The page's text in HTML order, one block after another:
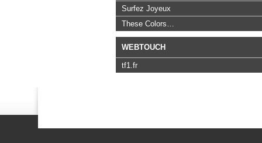
Surfez Joyeux
These Colors…
WEBTOUCH
tf1.fr